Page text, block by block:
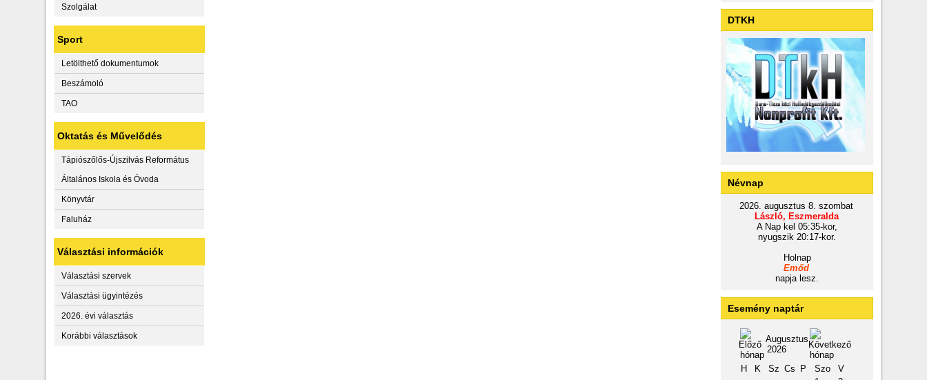
Szolgálat
Sport
Letölthető dokumentumok
Beszámoló
TAO
Oktatás és Művelődés
Tápiószőlős-Újszilvás Református
Általános Iskola és Óvoda
Könyvtár
Faluház
Választási információk
Választási szervek
Választási ügyintézés
2026. évi választás
Korábbi választások
DTKH
Névnap
2026. augusztus 8. szombat
László, Eszmeralda
A Nap kel 05:35-kor,
nyugszik 20:17-kor.
Holnap
Emőd
napja lesz.
Esemény naptár
Augusztus
2026
H
K Sz Cs P Szo
V